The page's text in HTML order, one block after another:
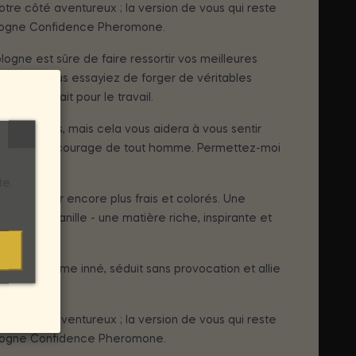
côté aventureux ; la version de vous qui reste
Confidence Pheromone.
est sûre de faire ressortir vos meilleures
que vous essayiez de forger de véritables
est parfait pour le travail.
qualités, mais cela vous aidera à vous sentir
le courage de tout homme. Permettez-moi
encore plus frais et colorés. Une
de vanille - une matière riche, inspirante et
inné, séduit sans provocation et allie
effort.
côté aventureux ; la version de vous qui reste
Confidence Pheromone.